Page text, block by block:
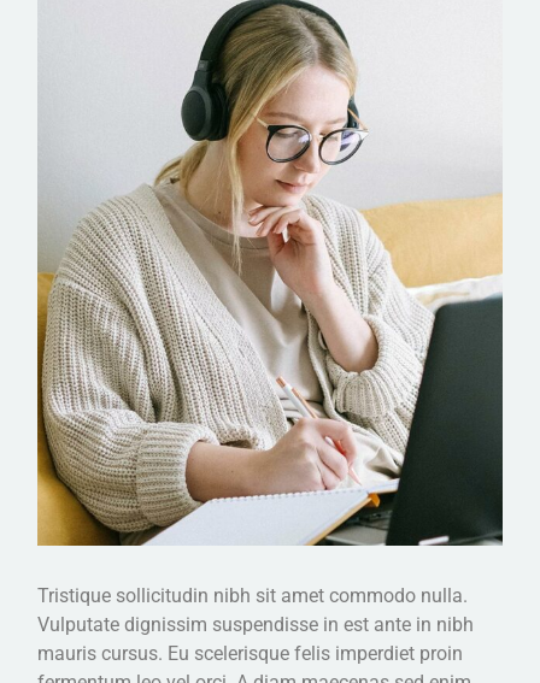
Tristique sollicitudin nibh sit amet commodo nulla.
Vulputate dignissim suspendisse in est ante in nibh
mauris cursus. Eu scelerisque felis imperdiet proin